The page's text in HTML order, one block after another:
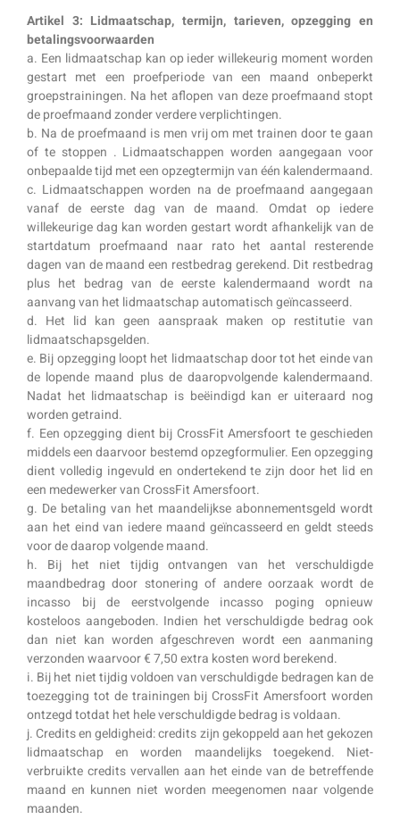
Artikel 3: Lidmaatschap, termijn, tarieven, opzegging en
betalingsvoorwaarden
a. Een lidmaatschap kan op ieder willekeurig moment worden
gestart met een proefperiode van een maand onbeperkt
groepstrainingen. Na het aflopen van deze proefmaand stopt
de proefmaand zonder verdere verplichtingen.
b. Na de proefmaand is men vrij om met trainen door te gaan
of te stoppen . Lidmaatschappen worden aangegaan voor
onbepaalde tijd met een opzegtermijn van één kalendermaand.
c. Lidmaatschappen worden na de proefmaand aangegaan
vanaf de eerste dag van de maand. Omdat op iedere
willekeurige dag kan worden gestart wordt afhankelijk van de
startdatum proefmaand naar rato het aantal resterende
dagen van de maand een restbedrag gerekend. Dit restbedrag
plus het bedrag van de eerste kalendermaand wordt na
aanvang van het lidmaatschap automatisch geïncasseerd.
d. Het lid kan geen aanspraak maken op restitutie van
lidmaatschapsgelden.
e. Bij opzegging loopt het lidmaatschap door tot het einde van
de lopende maand plus de daaropvolgende kalendermaand.
Nadat het lidmaatschap is beëindigd kan er uiteraard nog
worden getraind.
f. Een opzegging dient bij CrossFit Amersfoort te geschieden
middels een daarvoor bestemd opzegformulier. Een opzegging
dient volledig ingevuld en ondertekend te zijn door het lid en
een medewerker van CrossFit Amersfoort.
g. De betaling van het maandelijkse abonnementsgeld wordt
aan het eind van iedere maand geïncasseerd en geldt steeds
voor de daarop volgende maand.
h. Bij het niet tijdig ontvangen van het verschuldigde
maandbedrag door stonering of andere oorzaak wordt de
incasso bij de eerstvolgende incasso poging opnieuw
kosteloos aangeboden. Indien het verschuldigde bedrag ook
dan niet kan worden afgeschreven wordt een aanmaning
verzonden waarvoor € 7,50 extra kosten word berekend.
i. Bij het niet tijdig voldoen van verschuldigde bedragen kan de
toezegging tot de trainingen bij CrossFit Amersfoort worden
ontzegd totdat het hele verschuldigde bedrag is voldaan.
j. Credits en geldigheid: credits zijn gekoppeld aan het gekozen
lidmaatschap en worden maandelijks toegekend. Niet-
verbruikte credits vervallen aan het einde van de betreffende
maand en kunnen niet worden meegenomen naar volgende
maanden.